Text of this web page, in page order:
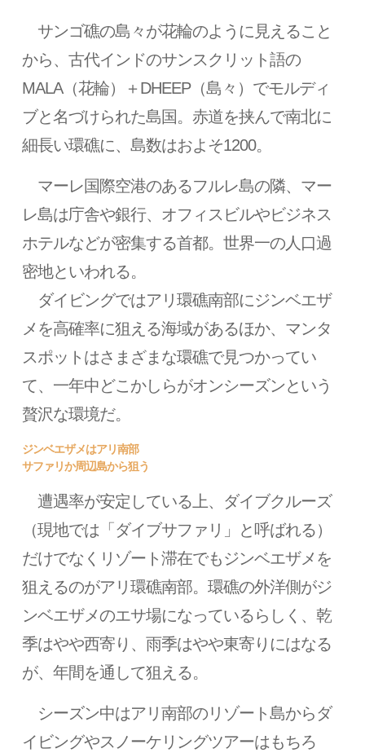
サンゴ礁の島々が花輪のように見えること
から、古代インドのサンスクリット語の
MALA（花輪）＋DHEEP（島々）でモルディ
ブと名づけられた島国。赤道を挟んで南北に
細長い環礁に、島数はおよそ1200。
マーレ国際空港のあるフルレ島の隣、マー
レ島は庁舎や銀行、オフィスビルやビジネス
ホテルなどが密集する首都。世界一の人口過
密地といわれる。
ダイビングではアリ環礁南部にジンベエザ
メを高確率に狙える海域があるほか、マンタ
スポットはさまざまな環礁で見つかってい
て、一年中どこかしらがオンシーズンという
贅沢な環境だ。
ジンベエザメはアリ南部
サファリか周辺島から狙う
遭遇率が安定している上、ダイブクルーズ
（現地では「ダイブサファリ」と呼ばれる）
だけでなくリゾート滞在でもジンベエザメを
狙えるのがアリ環礁南部。環礁の外洋側がジ
ンベエザメのエサ場になっているらしく、乾
季はやや西寄り、雨季はやや東寄りにはなる
が、年間を通して狙える。
シーズン中はアリ南部のリゾート島からダ
イビングやスノーケリングツアーはもちろ